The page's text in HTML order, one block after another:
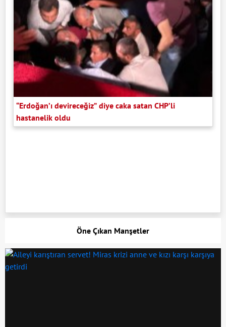
“Erdoğan’ı devireceğiz” diye caka satan CHP’li
hastanelik oldu
Öne Çıkan Manşetler